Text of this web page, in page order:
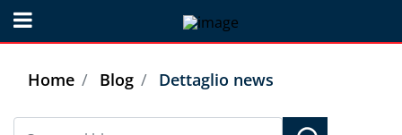
Open menu
Home Blog Dettaglio news